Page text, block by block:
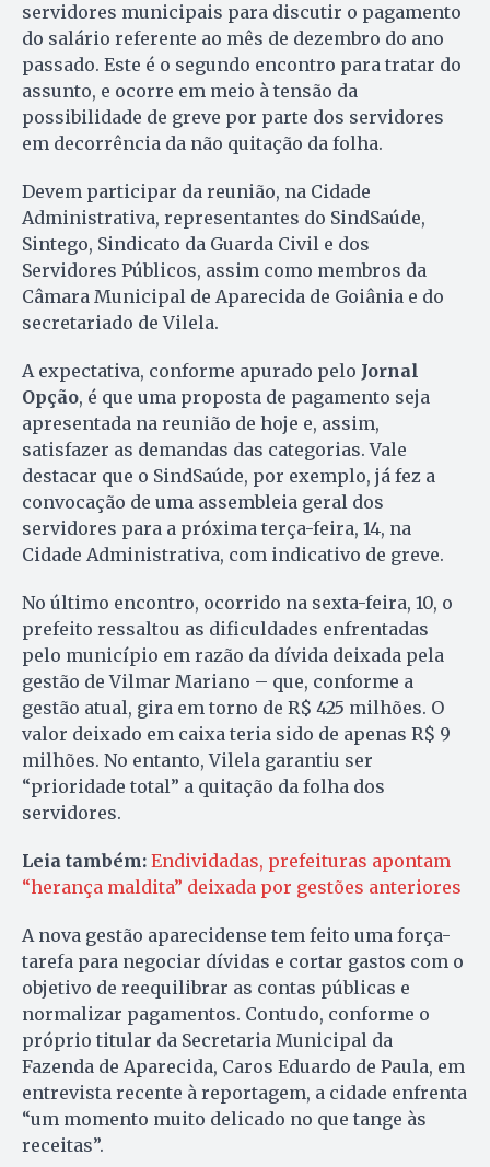
servidores municipais para discutir o pagamento
do salário referente ao mês de dezembro do ano
passado. Este é o segundo encontro para tratar do
assunto, e ocorre em meio à tensão da
possibilidade de greve por parte dos servidores
em decorrência da não quitação da folha.
Devem participar da reunião, na Cidade
Administrativa, representantes do SindSaúde,
Sintego, Sindicato da Guarda Civil e dos
Servidores Públicos, assim como membros da
Câmara Municipal de Aparecida de Goiânia e do
secretariado de Vilela.
A expectativa, conforme apurado pelo Jornal
Opção, é que uma proposta de pagamento seja
apresentada na reunião de hoje e, assim,
satisfazer as demandas das categorias. Vale
destacar que o SindSaúde, por exemplo, já fez a
convocação de uma assembleia geral dos
servidores para a próxima terça-feira, 14, na
Cidade Administrativa, com indicativo de greve.
No último encontro, ocorrido na sexta-feira, 10, o
prefeito ressaltou as dificuldades enfrentadas
pelo município em razão da dívida deixada pela
gestão de Vilmar Mariano – que, conforme a
gestão atual, gira em torno de R$ 425 milhões. O
valor deixado em caixa teria sido de apenas R$ 9
milhões. No entanto, Vilela garantiu ser
“prioridade total” a quitação da folha dos
servidores.
Leia também: Endividadas, prefeituras apontam
“herança maldita” deixada por gestões anteriores
A nova gestão aparecidense tem feito uma força-
tarefa para negociar dívidas e cortar gastos com o
objetivo de reequilibrar as contas públicas e
normalizar pagamentos. Contudo, conforme o
próprio titular da Secretaria Municipal da
Fazenda de Aparecida, Caros Eduardo de Paula, em
entrevista recente à reportagem, a cidade enfrenta
“um momento muito delicado no que tange às
receitas”.